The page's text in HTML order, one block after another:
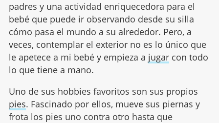
padres y una actividad enriquecedora para el
bebé que puede ir observando desde su silla
cómo pasa el mundo a su alrededor. Pero, a
veces, contemplar el exterior no es lo único que
le apetece a mi bebé y empieza a jugarcon todo
lo que tiene a mano.
Uno de sus hobbies favoritos son sus propios
pies. Fascinado por ellos, mueve sus piernas y
frota los pies uno contra otro hasta que